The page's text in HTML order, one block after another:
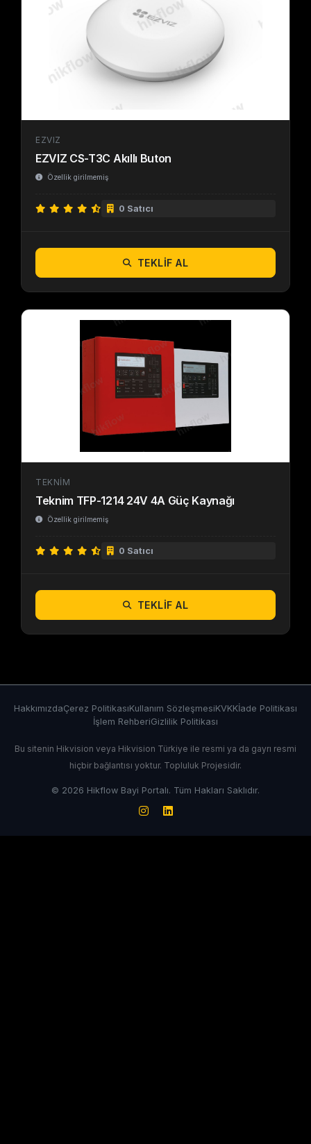
EZVIZ
EZVIZ CS-T3C Akıllı Buton
Özellik girilmemiş
0 Satıcı
TEKLIF AL
TEKNIM
Teknim TFP-1214 24V 4A Güç Kaynağı
Özellik girilmemiş
0 Satıcı
TEKLIF AL
HakkımızdaÇerez PolitikasıKullanım SözleşmesiKVKKİade Politikası
İşlem RehberiGizlilik Politikası
Bu sitenin Hikvision veya Hikvision Türkiye ile resmi ya da gayrı resmi
hiçbir bağlantısı yoktur. Topluluk Projesidir.
© 2026 Hikflow Bayi Portalı. Tüm Hakları Saklıdır.